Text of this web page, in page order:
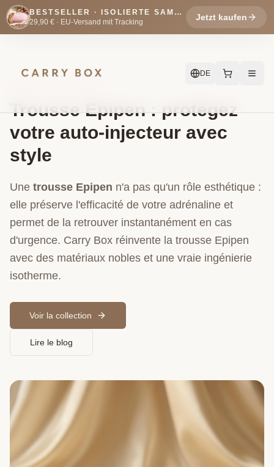
BESTSELLER · ISOLIERTE SAMTTASCHE
29,90 € · EU-Versand mit Tracking Jetzt kaufen
DE
Trousse Epipen : protégez
votre auto-injecteur avec
style
Une trousse Epipen n'a pas qu'un rôle esthétique :
elle préserve l'efficacité de votre adrénaline et
permet de la retrouver instantanément en cas
d'urgence. Carry Box réinvente la trousse Epipen
avec des matériaux nobles et une vraie ingénierie
isotherme.
Voir la collection
Lire le blog